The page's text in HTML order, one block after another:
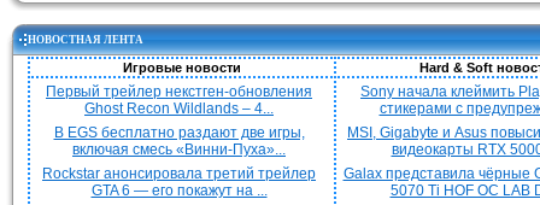
НОВОСТНАЯ ЛЕНТА
Игровые новости Hard & Soft
Первый трейлер некстген-обновления
Ghost Recon Wildlands – 4...
В EGS бесплатно раздают две игры,
включая смесь «Винни-Пуха»...
Rockstar анонсировала третий трейлер
GTA 6 — его покажут на ...
Sony начала клеймить
стикерами с
MSI, Gigabyte и Asus
видеокарты RTX
Galax представила чёрные
5070 Ti HOF OC LAB